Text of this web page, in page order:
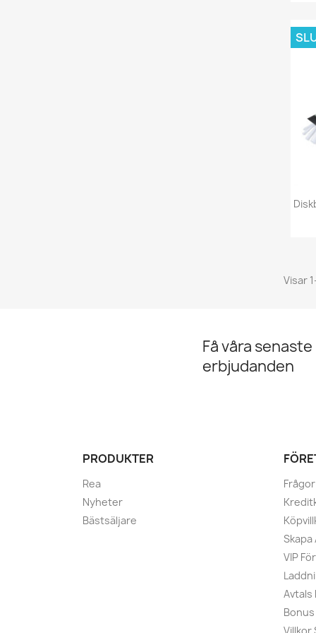
Visar
Få våra
erbjudanden
PRODUKTER
Rea
Nyheter
Bästsäljare
VIP
Avtals